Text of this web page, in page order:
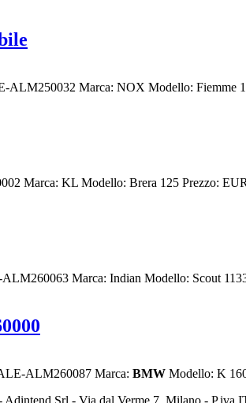
Marca: NOX Modello: Fiemme
Marca: KL Modello: Brera 125 Prezzo:
Marca: Indian Modello: Scout
ALM260087 Marca: BMW Modello: K
Srl - Via dal Verme 7, Milano - P.iva